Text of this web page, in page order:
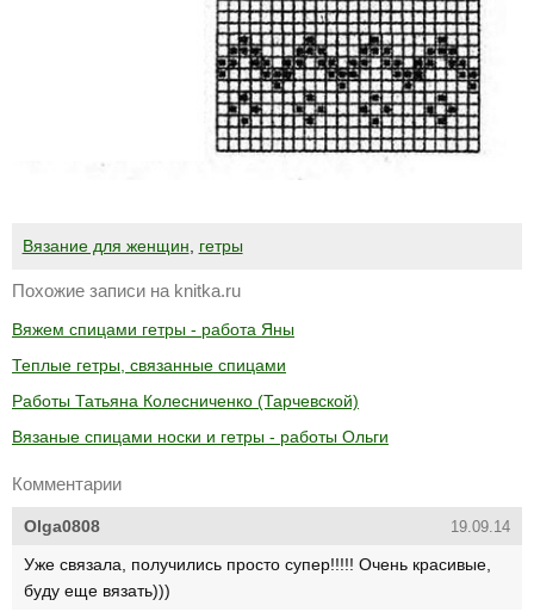
Вязание для женщин гетры
Похожие записи на knitka.ru
Вяжем спицами гетры - работа Яны
Теплые гетры, связанные спицами
Работы Татьяна Колесниченко (Тарчевской)
Вязаные спицами носки и гетры - работы Ольги
Комментарии
Olga0808 19.09.14
Уже связала, получились просто супер!!!!! Очень красивые,
буду еще вязать)))